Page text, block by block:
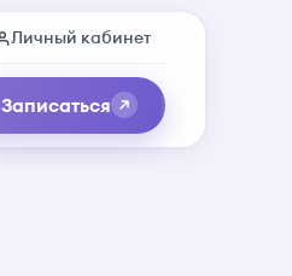
Личный кабинет
Записаться